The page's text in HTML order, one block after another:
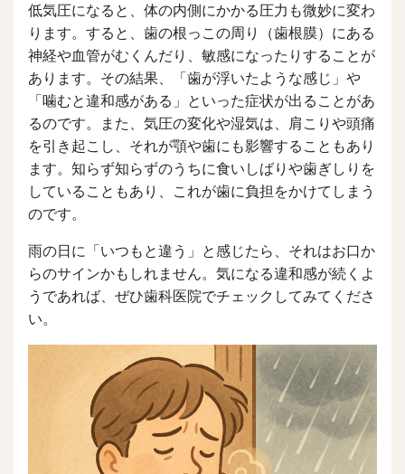
低気圧になると、体の内側にかかる圧力も微妙に変わ
ります。すると、歯の根っこの周り（歯根膜）にある
神経や血管がむくんだり、敏感になったりすることが
あります。その結果、「歯が浮いたような感じ」や
「噛むと違和感がある」といった症状が出ることがあ
るのです。また、気圧の変化や湿気は、肩こりや頭痛
を引き起こし、それが顎や歯にも影響することもあり
ます。知らず知らずのうちに食いしばりや歯ぎしりを
していることもあり、これが歯に負担をかけてしまう
のです。
雨の日に「いつもと違う」と感じたら、それはお口か
らのサインかもしれません。気になる違和感が続くよ
うであれば、ぜひ歯科医院でチェックしてみてくださ
い。